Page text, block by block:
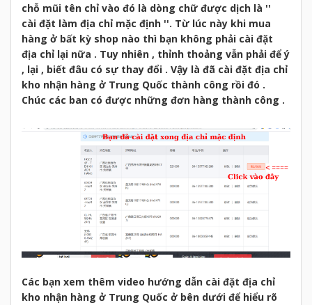
chỗ mũi tên chỉ vào đó là dòng chữ được dịch là ''
cài đặt làm địa chỉ mặc định ''. Từ lúc này khi mua
hàng ở bất kỳ shop nào thì bạn không phải cài đặt
địa chỉ lại nữa . Tuy nhiên , thỉnh thoảng vẫn phải để ý
, lại , biết đâu có sự thay đổi . Vậy là đã cài đặt địa chỉ
kho nhận hàng ở Trung Quốc thành công rồi đó .
Chúc các ban có được những đơn hàng thành công .
Các bạn xem thêm video hướng dẫn cài đặt địa chỉ
kho nhận hàng ở Trung Quốc ở bên dưới để hiểu rõ